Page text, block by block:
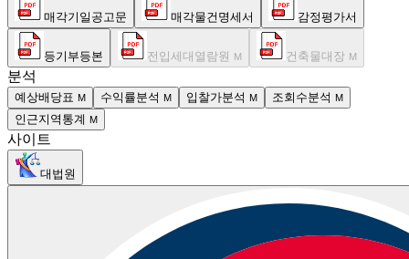
매각기일공고문 매각물건명세서 감정평가서
등기부등본 전입세대열람원 M 건축물대장 M
분석
예상배당표 M 수익률분석 M 입찰가분석 M 조회수분석 M
인근지역통계 M
사이트
대법원